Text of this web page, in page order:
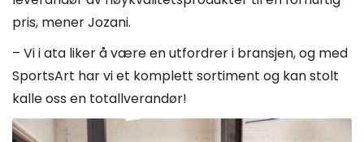
pris, mener Jozani.
– Vi i ata liker å være en utfordrer i bransjen, og med
SportsArt har vi et komplett sortiment og kan stolt
kalle oss en totallverandør!